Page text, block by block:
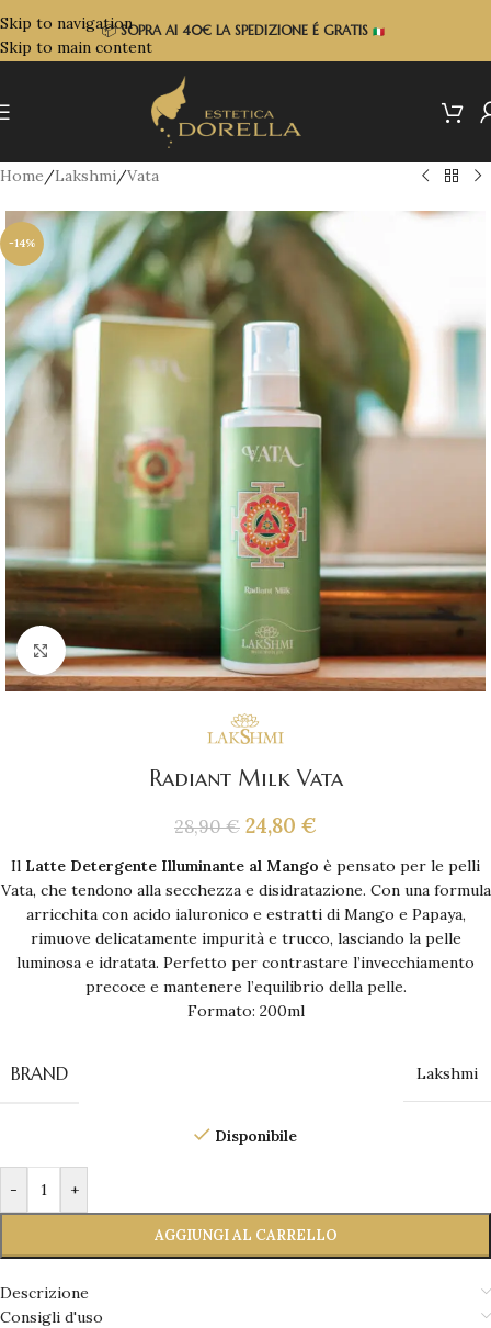
Skip to navigation
Skip to main content
📦 SOPRAAI 40€ LA SPEDIZIONE É GRATIS
Home/Lakshmi/Vata
-14%
Click to enlarge
Radiant Milk Vata
28,90€ 24,80 €
Il Latte Detergente Illuminante al Mango è pensato per le pelli
Vata, che tendono alla secchezza e disidratazione. Con una formula
arricchita con acido ialuronico e estratti di Mango e Papaya,
rimuove delicatamente impurità e trucco, lasciando la pelle
luminosa e idratata. Perfetto per contrastare l’invecchiamento
precoce e mantenere l’equilibrio della pelle.
Formato: 200ml
BRAND Lakshmi
Disponibile
- +
AGGIUNGI AL CARRELLO
Descrizione
Consigli d'uso